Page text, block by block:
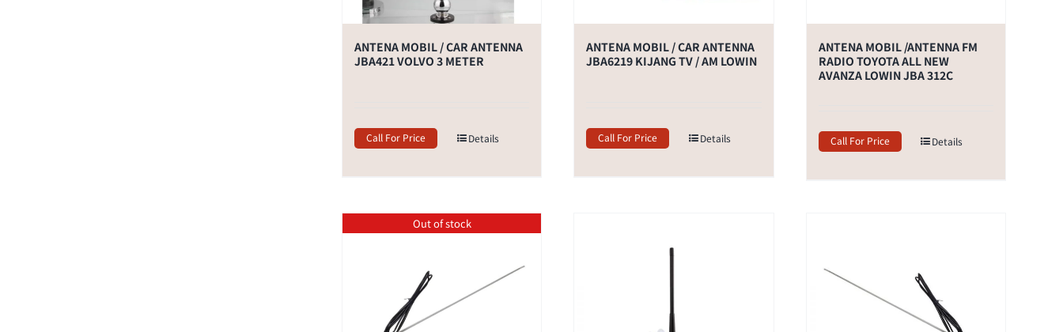
ANTENA MOBIL / CAR ANTENNA
JBA421 VOLVO 3 METER
Call For Price Details
ANTENA MOBIL / CAR ANTENNA
JBA6219 KIJANG TV / AM LOWIN
Call For Price Details
ANTENA MOBIL /ANTENNA FM
RADIO TOYOTA ALL NEW
AVANZA LOWIN JBA 312C
Call For Price Details
Out of stock